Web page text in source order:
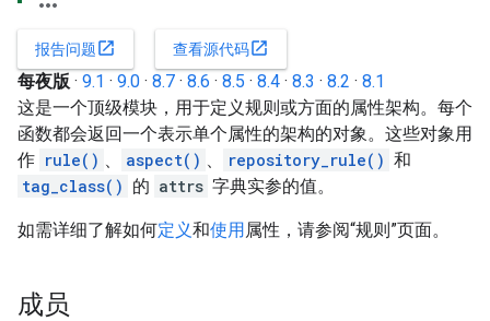
报告问题open_in_new 查看源代码open_in_new
每夜版 · 9.1 · 9.0 · 8.7 · 8.6 · 8.5 · 8.4 · 8.3 · 8.2 · 8.1
这是一个顶级模块，用于定义规则或方面的属性架构。每个
函数都会返回一个表示单个属性的架构的对象。这些对象用
作 rule() 、 aspect() 、 repository_rule() 和
tag_class() 的 attrs 字典实参的值。
如需详细了解如何定义和使用属性，请参阅“规则”页面。
成员